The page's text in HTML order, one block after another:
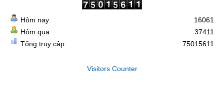
Hôm nay
Hôm qua
Tổng truy cập
16061
37411
75015611
Visitors Counter